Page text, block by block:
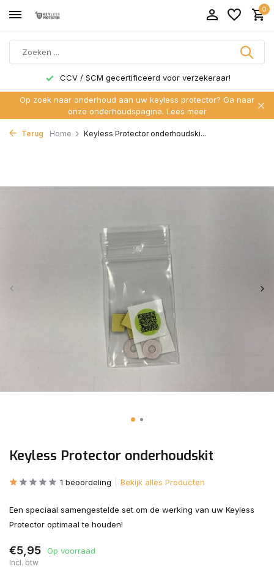
0
CCV / SCM gecertificeerd voor verzekeraar!
Op zoek naar onderhoud aan uw keyless protector? Ga naar
onze onderhoudspagina. Lees meer
Terug Home Keyless Protector onderhoudski...
Keyless Protector onderhoudskit
1 beoordeling Bekijk alles Producten
Een speciaal samengestelde set om de werking van uw Keyless
Protector optimaal te houden!
€5,95 Op voorraad
Incl. btw